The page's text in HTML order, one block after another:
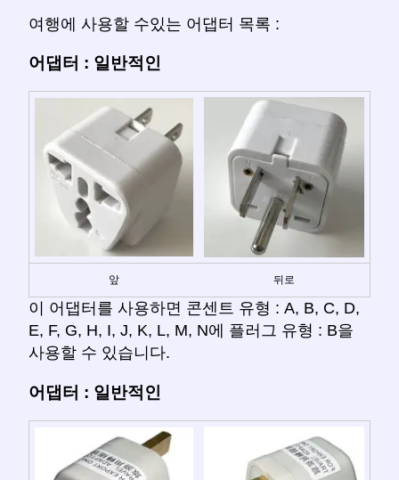
여행에 사용할 수있는 어댑터 목록 :
어댑터 : 일반적인
앞 뒤로
이 어댑터를 사용하면 콘센트 유형 : A, B, C, D,
E, F, G, H, I, J, K, L, M, N에 플러그 유형 : B을
사용할 수 있습니다.
어댑터 : 일반적인